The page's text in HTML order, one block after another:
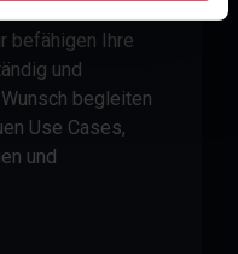
befähigen Ihre
und
begleiten
Use Cases,
und